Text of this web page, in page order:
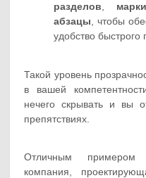
разделов,
абзацы, чтобы
удобство быстрого
Такой уровень
в вашей
нечего скрывать и вы
препятствиях.
Отличным примером
компания,